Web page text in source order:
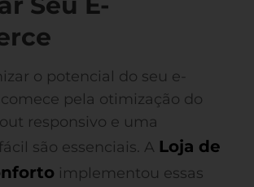
o potencial do seu e-
pela otimização do
responsivo e uma
são essenciais. A Loja de
implementou essas